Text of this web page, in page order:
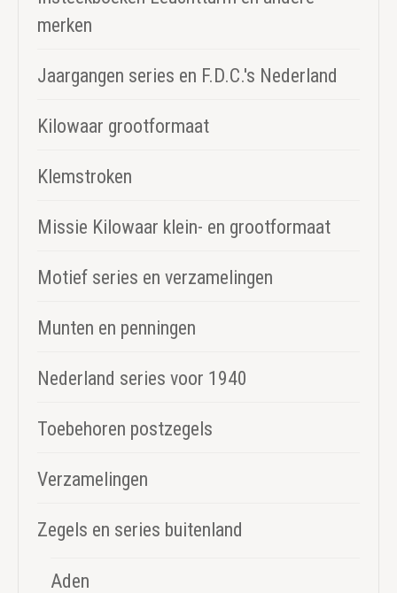
merken
Jaargangen series en F.D.C.'s Nederland
Kilowaar grootformaat
Klemstroken
Missie Kilowaar klein- en grootformaat
Motief series en verzamelingen
Munten en penningen
Nederland series voor 1940
Toebehoren postzegels
Verzamelingen
Zegels en series buitenland
Aden